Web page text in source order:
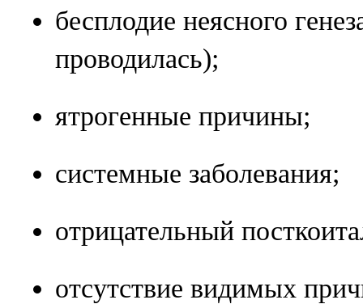
бесплодие неясного
проводилась);
ятрогенные причины;
системные заболевания;
отрицательный
отсутствие видимых